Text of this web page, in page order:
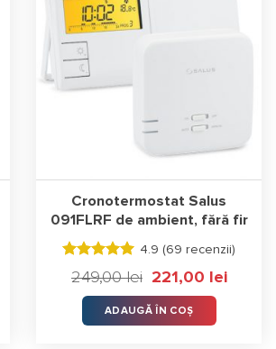
Cronotermostat Salus
091FLRF de ambient, fără fir
Evaluat la
4.90stele
din 5
4.9 (69 recenzii)
249,00lei
Prețul
a
fost:
249,00 lei.
221,00 leiPrețul
ADAUGĂ ÎN COȘ